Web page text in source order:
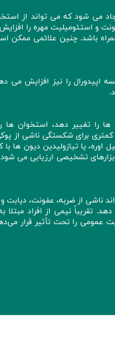
می شود که می تواند از
و استئومیلیت مهره را
باشد. چنین علائمی ممکن
اپیدورال را نیز افزایش می
را تغییر دهد، استخوان ها
برای شکستگی ناشی از
اوره، یا تیازولیدین دیون
تشخیصی ارزیابی می
ناشی از ضربه، عفونت، دیابت
نیمی از افراد مبتلا به
عمومی را تحت تأثیر قرار